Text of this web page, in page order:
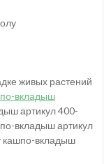
живых растений
вкладыш
артикул 400-
вкладыш артикул
кашпо-вкладыш